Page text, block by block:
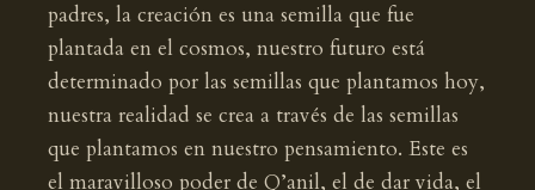
padres, la creación es una semilla que fue
plantada en el cosmos, nuestro futuro está
determinado por las semillas que plantamos hoy,
nuestra realidad se crea a través de las semillas
que plantamos en nuestro pensamiento. Este es
el maravilloso poder de Q’anil, el de dar vida, el